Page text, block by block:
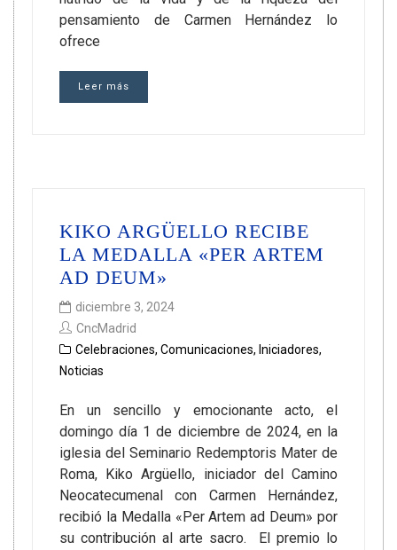
pensamiento de Carmen Hernández lo
ofrece
Leer más
KIKO ARGÜELLO RECIBE
LA MEDALLA «PER ARTEM
AD DEUM»
diciembre 3, 2024
CncMadrid
Celebraciones, Comunicaciones, Iniciadores,
Noticias
En un sencillo y emocionante acto, el
domingo día 1 de diciembre de 2024, en la
iglesia del Seminario Redemptoris Mater de
Roma, Kiko Argüello, iniciador del Camino
Neocatecumenal con Carmen Hernández,
recibió la Medalla «Per Artem ad Deum» por
su contribución al arte sacro. El premio lo